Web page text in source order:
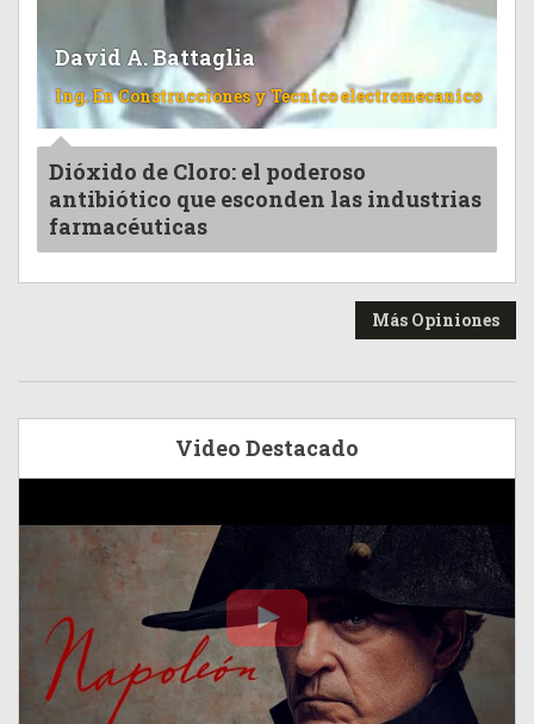
David A. Battaglia
Ing. En Construcciones y Tecnico electromecanico
Dióxido de Cloro: el poderoso
antibiótico que esconden las industrias
farmacéuticas
Más Opiniones
Video Destacado